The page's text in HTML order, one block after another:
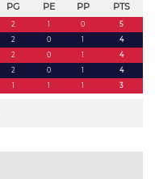
PG PE PP PTS
2 1 0
5
2 0 1
4
2 0 1
4
2 0 1
4
1 1 1 3